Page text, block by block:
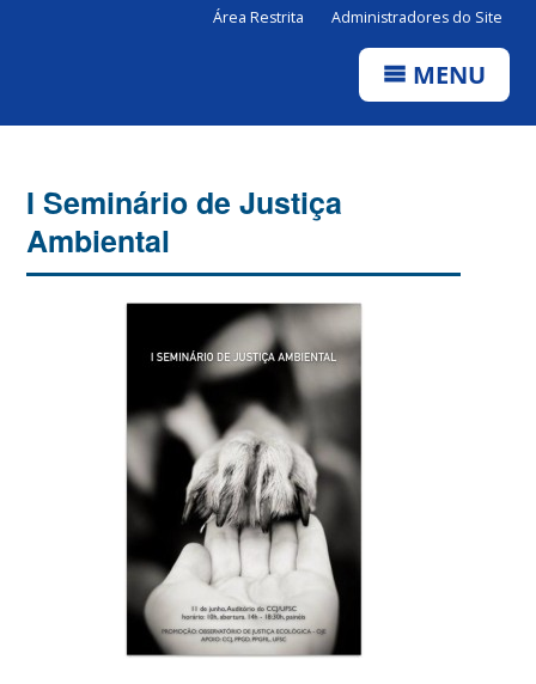
Área Restrita Administradores do Site
MENU
I Seminário de Justiça
Ambiental